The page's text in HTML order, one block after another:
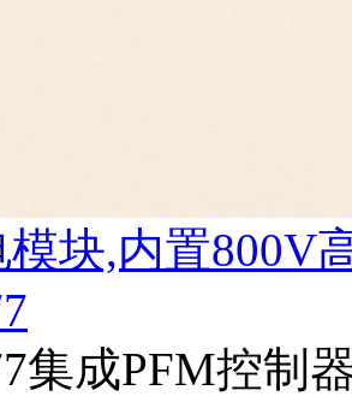
模块,内置800V
集成PFM控制